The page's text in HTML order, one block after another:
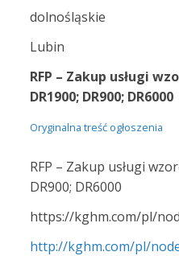
dolnośląskie
Lubin
RFP – Zakup usługi
DR1900; DR900; DR6000
Oryginalna treść ogłoszenia
RFP – Zakup usługi
DR900; DR6000
https://kghm.com/pl/
http://kghm.com/pl/